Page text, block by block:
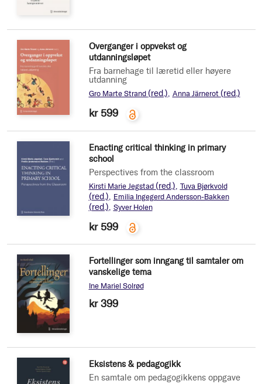
Overganger i oppvekst og
utdanningsløpet
Fra barnehage til læretid eller høyere
utdanning
Gro Marte Strand (red.) Anna Järnerot (red.)
kr 599
Enacting critical thinking in primary
school
Perspectives from the classroom
Kirsti Marie Jegstad (red.) Tuva Bjørkvold
(red.) Emilia Ingegerd Andersson-Bakken
(red.) Syver Holen
kr 599
Fortellinger som inngang til samtaler om
vanskelige tema
Ine Mariel Solrød
kr 399
Eksistens & pedagogikk
En samtale om pedagogikkens oppgave